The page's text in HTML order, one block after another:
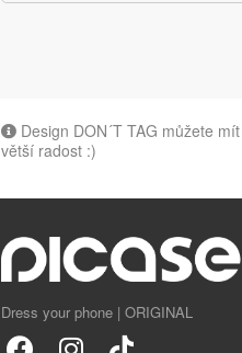
Design DON´T TAG můžete
větší radost :)
Dress your phone | ORIGINAL